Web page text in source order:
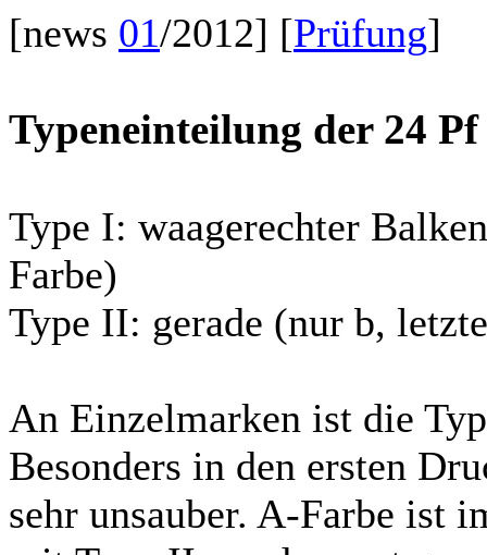
[news 01/2012] [Prüfung]
Typeneinteilung der 24 Pf
Type I: waagerechter
Farbe)
Type II: gerade (nur b,
An Einzelmarken ist die
Besonders in den ersten
sehr unsauber. A-Farbe ist